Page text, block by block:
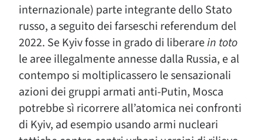
internazionale) parte integrante dello Stato
russo, a seguito dei farseschi referendum del
2022. Se Kyiv fosse in grado di liberarein toto
le aree illegalmente annesse dalla Russia, e al
contempo si moltiplicassero le sensazionali
azioni dei gruppi armati anti-Putin, Mosca
potrebbe sì ricorrere all’atomica nei confronti
di Kyiv, ad esempio usando armi nucleari